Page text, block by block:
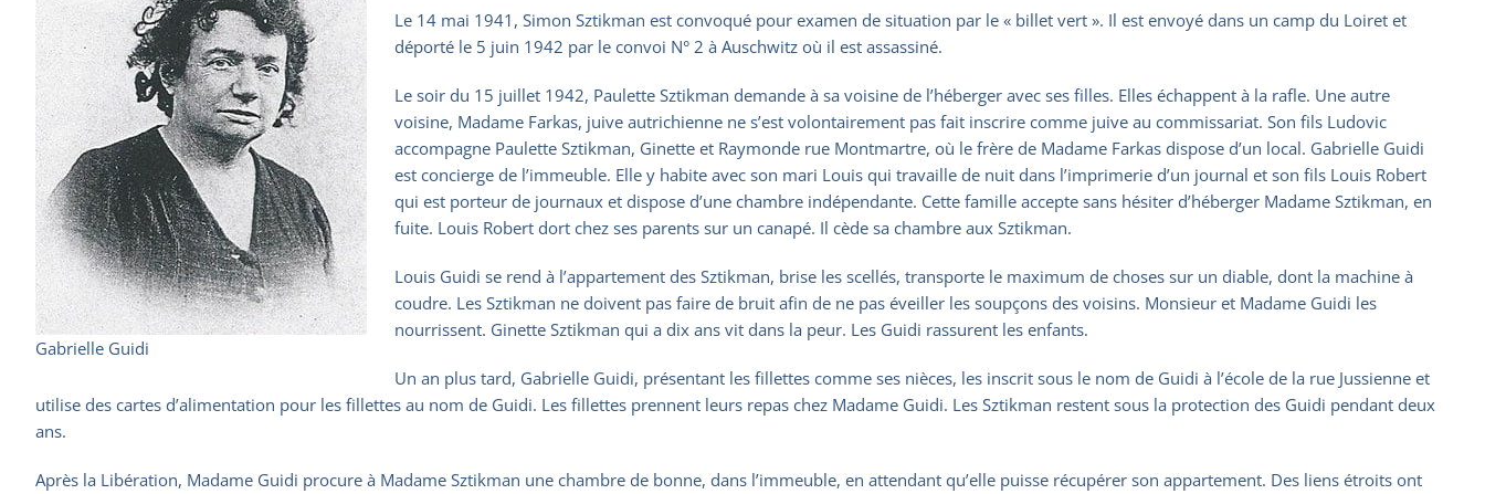
Gabrielle Guidi
Le 14 mai 1941, Simon Sztikman est convoqué pour examen de situation par le « billet vert ». Il est envoyé dans un camp du Loiret et
déporté le 5 juin 1942 par le convoi N° 2 à Auschwitz où il est assassiné.
Le soir du 15 juillet 1942, Paulette Sztikman demande à sa voisine de l’héberger avec ses filles. Elles échappent à la rafle. Une autre
voisine, Madame Farkas, juive autrichienne ne s’est volontairement pas fait inscrire comme juive au commissariat. Son fils Ludovic
accompagne Paulette Sztikman, Ginette et Raymonde rue Montmartre, où le frère de Madame Farkas dispose d’un local. Gabrielle Guidi
est concierge de l’immeuble. Elle y habite avec son mari Louis qui travaille de nuit dans l’imprimerie d’un journal et son fils Louis Robert
qui est porteur de journaux et dispose d’une chambre indépendante. Cette famille accepte sans hésiter d’héberger Madame Sztikman, en
fuite. Louis Robert dort chez ses parents sur un canapé. Il cède sa chambre aux Sztikman.
Louis Guidi se rend à l’appartement des Sztikman, brise les scellés, transporte le maximum de choses sur un diable, dont la machine à
coudre. Les Sztikman ne doivent pas faire de bruit afin de ne pas éveiller les soupçons des voisins. Monsieur et Madame Guidi les
nourrissent. Ginette Sztikman qui a dix ans vit dans la peur. Les Guidi rassurent les enfants.
Un an plus tard, Gabrielle Guidi, présentant les fillettes comme ses nièces, les inscrit sous le nom de Guidi à l’école de la rue Jussienne et
utilise des cartes d’alimentation pour les fillettes au nom de Guidi. Les fillettes prennent leurs repas chez Madame Guidi. Les Sztikman restent sous la protection des Guidi pendant deux
ans.
Après la Libération, Madame Guidi procure à Madame Sztikman une chambre de bonne, dans l’immeuble, en attendant qu’elle puisse récupérer son appartement. Des liens étroits ont